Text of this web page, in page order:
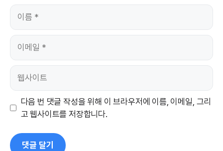
이
이
일
웹
트
다음 번 댓글 작성을 위해 이 브라우저에 이름, 이메일, 그리
고 웹사이트를 저장합니다.